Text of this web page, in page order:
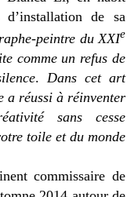
de sa
peintre du XXIe
comme un refus de
. Dans cet art
a réussi à réinventer
sans cesse
toile et du monde
commissaire de